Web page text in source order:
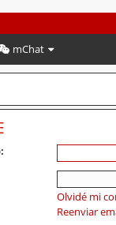
mChat
Olvidé mi
Reenviar